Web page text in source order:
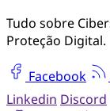
Tudo sobre
Proteção Digital.
Facebook
Linkedin Discord